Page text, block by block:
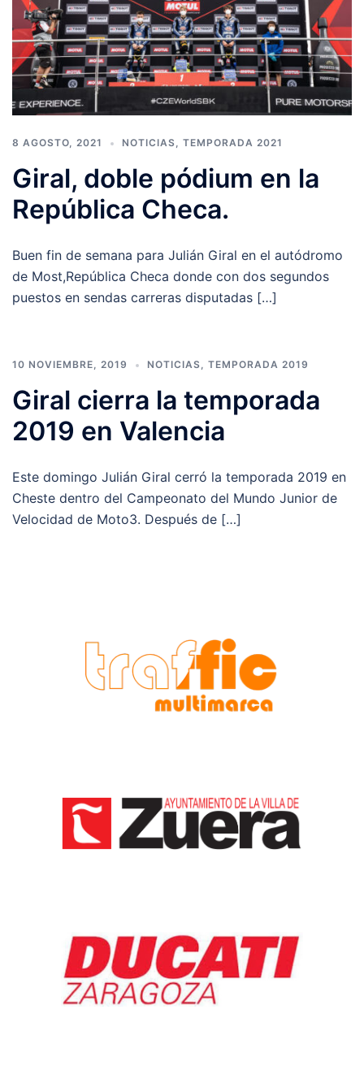
8 AGOSTO, 2021 NOTICIAS, TEMPORADA 2021
Giral, doble pódium en la
República Checa.
Buen fin de semana para Julián Giral en el autódromo
de Most,República Checa donde con dos segundos
puestos en sendas carreras disputadas […]
10 NOVIEMBRE, 2019 NOTICIAS, TEMPORADA 2019
Giral cierra la temporada
2019 en Valencia
Este domingo Julián Giral cerró la temporada 2019 en
Cheste dentro del Campeonato del Mundo Junior de
Velocidad de Moto3. Después de […]